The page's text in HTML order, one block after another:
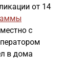
от 14
с
в дома